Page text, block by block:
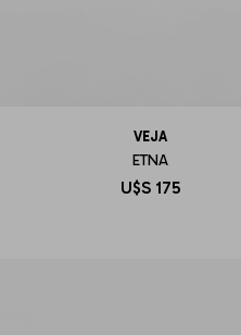
VEJA
ETNA
U$S 175